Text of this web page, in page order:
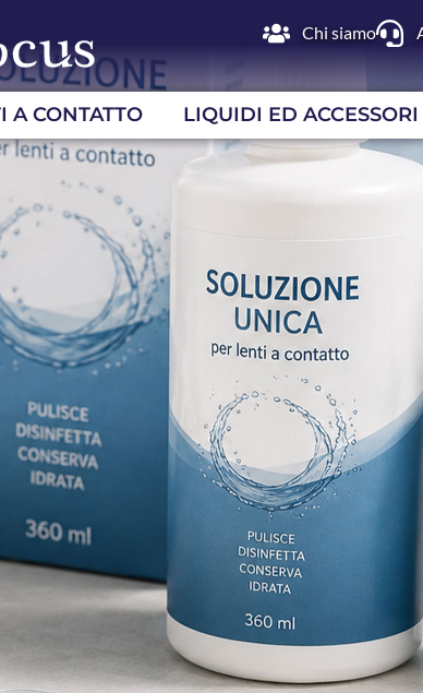
Chi siamo
A CONTATTO LIQUIDI ED ACCESSORI